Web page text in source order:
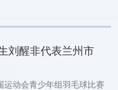
刘醒非代表兰州市
运动会青少年组羽毛球比赛